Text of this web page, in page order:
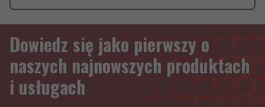
Dowiedz się jako pierwszy o
naszych najnowszych produktach
i usługach